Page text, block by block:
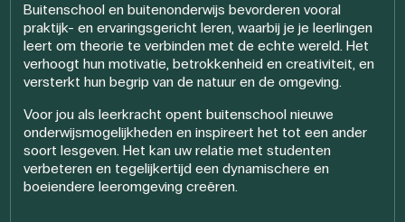
Buitenschool en buitenonderwijs bevorderen vooral
praktijk- en ervaringsgericht leren, waarbij je je leerlingen
leert om theorie te verbinden met de echte wereld. Het
verhoogt hun motivatie, betrokkenheid en creativiteit, en
versterkt hun begrip van de natuur en de omgeving.
Voor jou als leerkracht opent buitenschool nieuwe
onderwijsmogelijkheden en inspireert het tot een ander
soort lesgeven. Het kan uw relatie met studenten
verbeteren en tegelijkertijd een dynamischere en
boeiendere leeromgeving creëren.